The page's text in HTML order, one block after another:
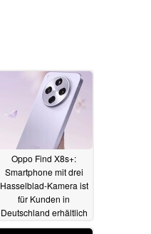
Oppo Find X8s+:
Smartphone mit drei
Hasselblad-Kamera ist
für Kunden in
Deutschland erhältlich
22.04.2025